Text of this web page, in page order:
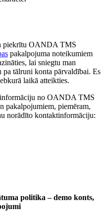
piekrītu OANDA TMS
pakalpojuma noteikumiem
lai sniegtu man
pa tālruni konta pārvaldībai. Es
laikā atteikties.
no OANDA TMS
pakalpojumiem, piemēram,
norādīto kontaktinformāciju:
politika – demo konts,